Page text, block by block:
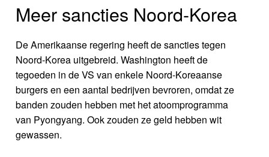
Meer sancties Noord-Korea
De Amerikaanse regering heeft de sancties tegen
Noord-Korea uitgebreid. Washington heeft de
tegoeden in de VS van enkele Noord-Koreaanse
burgers en een aantal bedrijven bevroren, omdat ze
banden zouden hebben met het atoomprogramma
van Pyongyang. Ook zouden ze geld hebben wit
gewassen.